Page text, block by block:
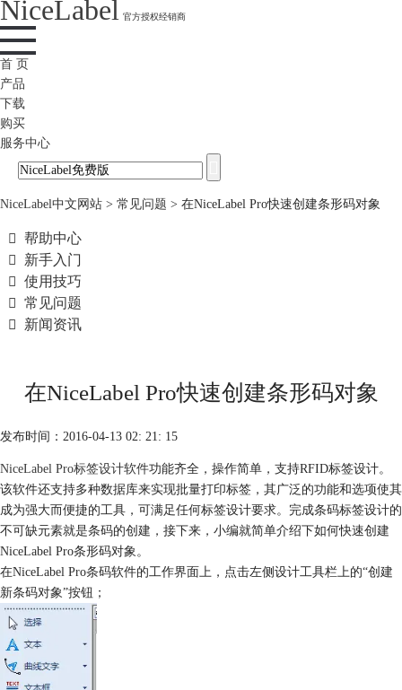
NiceLabel 官方授权经销商
首 页
产品
下载
购买
服务中心
NiceLabel中文网站 > 常见问题 > 在NiceLabel Pro快速创建条形码对象
 帮助中心

新手入门
 使用技巧
 常见问题

新闻资讯
在NiceLabel Pro快速创建条形码对象
发布时间：2016-04-13 02: 21: 15
NiceLabel Pro标签设计软件功能齐全，操作简单，支持RFID标签设计。
该软件还支持多种数据库来实现批量打印标签，其广泛的功能和选项使其
成为强大而便捷的工具，可满足任何标签设计要求。完成条码标签设计的
不可缺元素就是条码的创建，接下来，小编就简单介绍下如何快速创建
NiceLabel Pro条形码对象。
在NiceLabel Pro条码软件的工作界面上，点击左侧设计工具栏上的“创建
新条码对象”按钮；